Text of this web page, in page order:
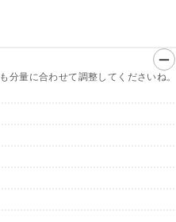
分量に合わせて調整してくださいね。